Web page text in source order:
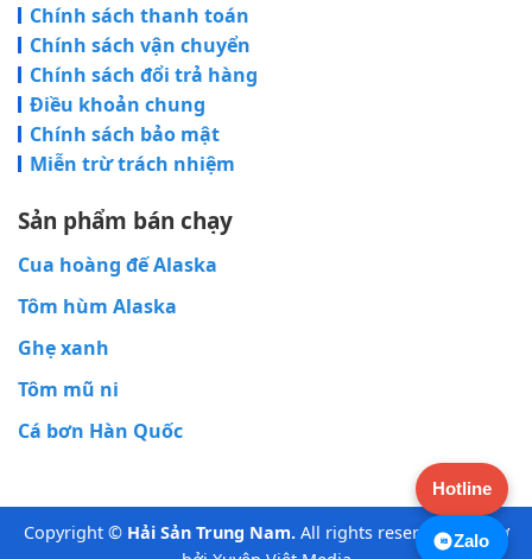
Chính sách thanh toán
Chính sách vận chuyển
Chính sách đổi trả hàng
Điều khoản chung
Chính sách bảo mật
Miễn trừ trách nhiệm
Sản phẩm bán chạy
Cua hoàng đế Alaska
Tôm hùm Alaska
Ghẹ xanh
Tôm mũ ni
Cá bơn Hàn Quốc
Copyright ©Hải Sản Trung Nam. All rights reserved. Hỗ trợ
Hotline
Zalo